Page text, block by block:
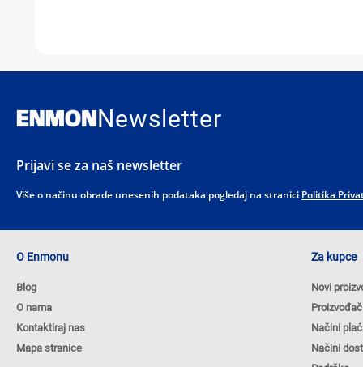
Newsletter
Prijavi se za naš newsletter
Više o načinu obrade unesenih podataka pogledaj na stranici Politika
O Enmonu
Blog
O nama
Kontaktiraj nas
Mapa stranice
Za kupce
Novi
Načini
Načini